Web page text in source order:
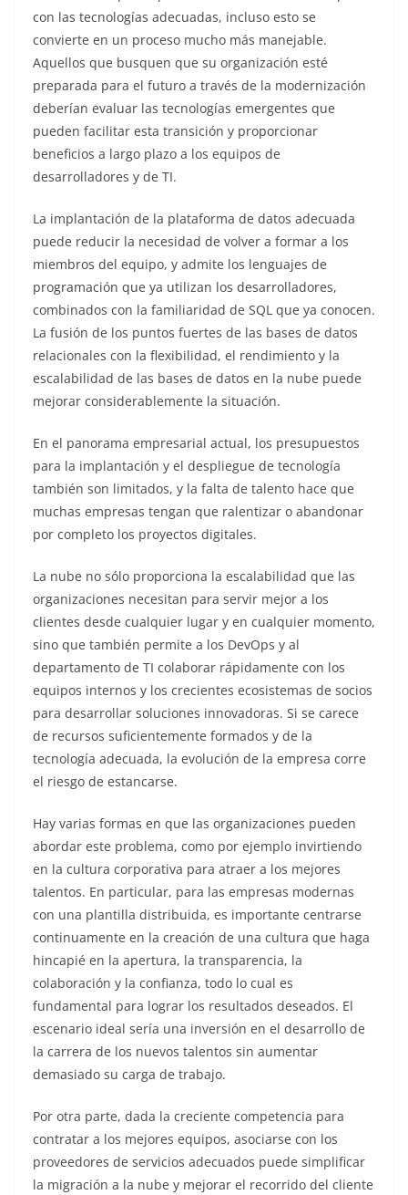
con las tecnologías adecuadas, incluso esto se
convierte en un proceso mucho más manejable.
Aquellos que busquen que su organización esté
preparada para el futuro a través de la modernización
deberían evaluar las tecnologías emergentes que
pueden facilitar esta transición y proporcionar
beneficios a largo plazo a los equipos de
desarrolladores y de TI.
La implantación de la plataforma de datos adecuada
puede reducir la necesidad de volver a formar a los
miembros del equipo, y admite los lenguajes de
programación que ya utilizan los desarrolladores,
combinados con la familiaridad de SQL que ya conocen.
La fusión de los puntos fuertes de las bases de datos
relacionales con la flexibilidad, el rendimiento y la
escalabilidad de las bases de datos en la nube puede
mejorar considerablemente la situación.
En el panorama empresarial actual, los presupuestos
para la implantación y el despliegue de tecnología
también son limitados, y la falta de talento hace que
muchas empresas tengan que ralentizar o abandonar
por completo los proyectos digitales.
La nube no sólo proporciona la escalabilidad que las
organizaciones necesitan para servir mejor a los
clientes desde cualquier lugar y en cualquier momento,
sino que también permite a los DevOps y al
departamento de TI colaborar rápidamente con los
equipos internos y los crecientes ecosistemas de socios
para desarrollar soluciones innovadoras. Si se carece
de recursos suficientemente formados y de la
tecnología adecuada, la evolución de la empresa corre
el riesgo de estancarse.
Hay varias formas en que las organizaciones pueden
abordar este problema, como por ejemplo invirtiendo
en la cultura corporativa para atraer a los mejores
talentos. En particular, para las empresas modernas
con una plantilla distribuida, es importante centrarse
continuamente en la creación de una cultura que haga
hincapié en la apertura, la transparencia, la
colaboración y la confianza, todo lo cual es
fundamental para lograr los resultados deseados. El
escenario ideal sería una inversión en el desarrollo de
la carrera de los nuevos talentos sin aumentar
demasiado su carga de trabajo.
Por otra parte, dada la creciente competencia para
contratar a los mejores equipos, asociarse con los
proveedores de servicios adecuados puede simplificar
la migración a la nube y mejorar el recorrido del cliente